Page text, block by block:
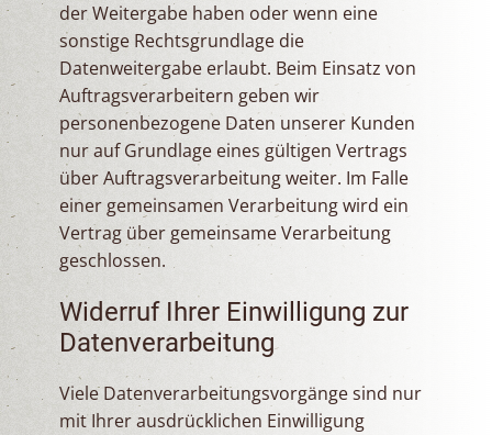
der Weitergabe haben oder wenn eine
sonstige Rechtsgrundlage die
Datenweitergabe erlaubt. Beim Einsatz von
Auftragsverarbeitern geben wir
personenbezogene Daten unserer Kunden
nur auf Grundlage eines gültigen Vertrags
über Auftragsverarbeitung weiter. Im Falle
einer gemeinsamen Verarbeitung wird ein
Vertrag über gemeinsame Verarbeitung
geschlossen.
Widerruf Ihrer Einwilligung zur
Datenverarbeitung
Viele Datenverarbeitungsvorgänge sind nur
mit Ihrer ausdrücklichen Einwilligung